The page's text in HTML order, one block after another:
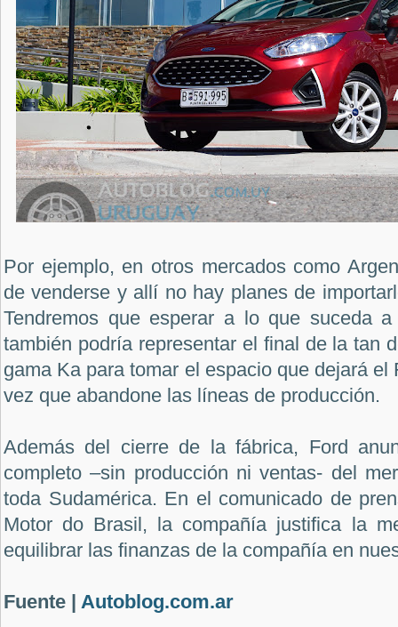
Por ejemplo, en otros mercados como
de venderse y allí no hay planes de
Tendremos que esperar a lo que suceda
también podría representar el final de la tan
gama Ka para tomar el espacio que dejará el
vez que abandone las líneas de producción.
Además del cierre de la fábrica, Ford
completo –sin producción ni ventas- del
toda Sudamérica. En el comunicado de
Motor do Brasil, la compañía justifica la
equilibrar las finanzas de la compañía en
Fuente | Autoblog.com.ar